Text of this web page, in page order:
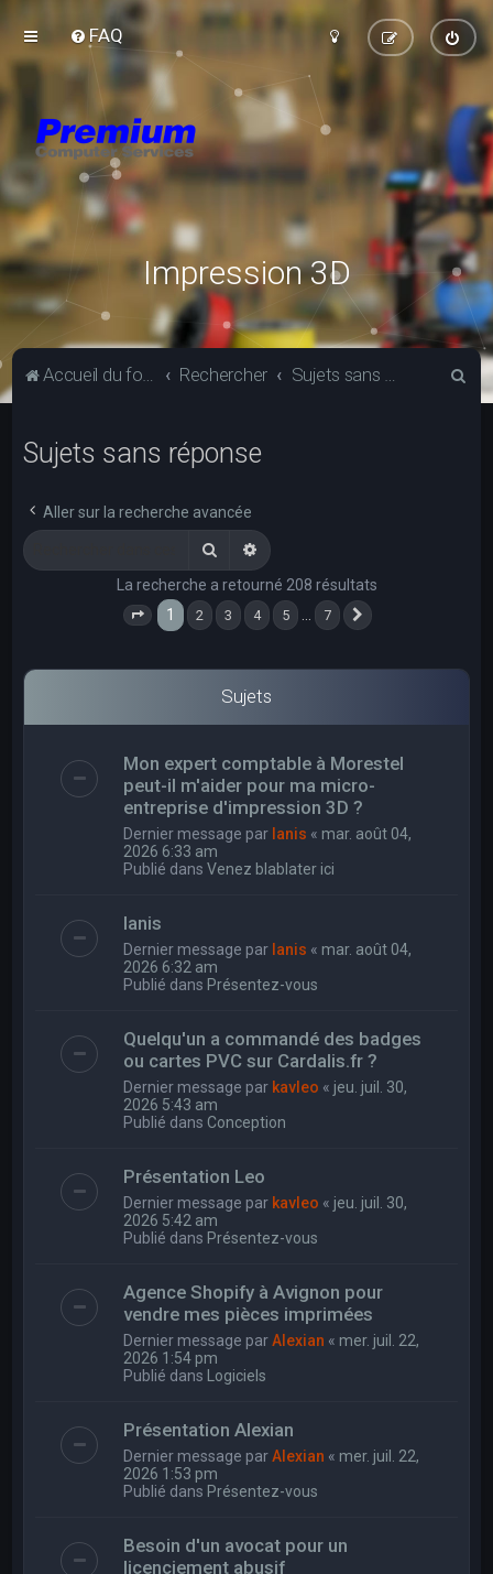
FAQ
Impression 3D
Accueil du forum Rechercher Sujets sans réponse
Sujets sans réponse
Aller sur la recherche avancée
RechercherRecherche avancée
La recherche a retourné 208 résultats
Page 1 sur
1 2 3 4 5 7
Sujets
Mon expert comptable à Morestel
peut-il m'aider pour ma micro-
entreprise d'impression 3D ?
Dernier message par Ianis « mar. août 04,
2026 6:33 am
Publié dansVenez blablater ici
Ianis
Dernier message par Ianis « mar. août 04,
2026 6:32 am
Publié dans Présentez-vous
Quelqu'un a commandé des badges
ou cartes PVC sur Cardalis.fr ?
Dernier message par kavleo « jeu. juil. 30,
2026 5:43 am
Publié dans Conception
Présentation Leo
Dernier message par kavleo « jeu. juil. 30,
2026 5:42 am
Publié dans Présentez-vous
Agence Shopify à Avignon pour
vendre mes pièces imprimées
Dernier message parAlexian « mer. juil. 22,
2026 1:54 pm
Publié dans Logiciels
Présentation Alexian
Dernier message parAlexian « mer. juil. 22,
2026 1:53 pm
Publié dans Présentez-vous
Besoin d'un avocat pour un
licenciement abusif